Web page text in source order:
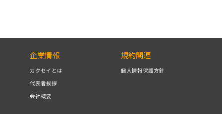
企業情報
カクセイとは
代表者挨拶
会社概要
規約関連
個人情報保護方針